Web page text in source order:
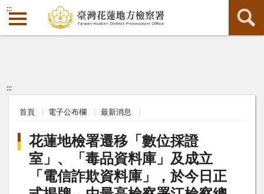
:::
:::
首頁 電子公布欄 最新消息
花蓮地檢署遷移「數位採證
室」、「毒品資料庫」及成立
「電信詐欺資料庫」，於今日正